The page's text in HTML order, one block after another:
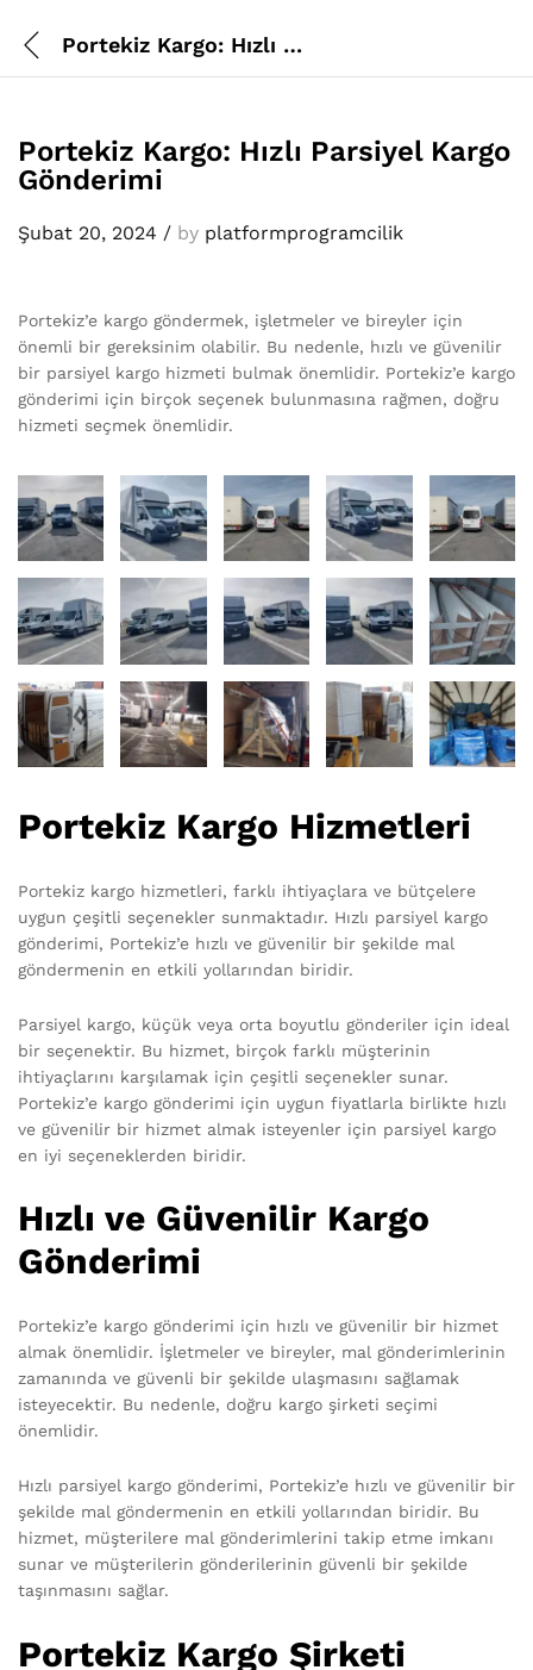
Portekiz Kargo: Hızlı Parsiyel Kargo Gönderimi
Portekiz Kargo: Hızlı Parsiyel Kargo
Gönderimi
Şubat 20, 2024 / by platformprogramcilik
Portekiz’e kargo göndermek, işletmeler ve bireyler için
önemli bir gereksinim olabilir. Bu nedenle, hızlı ve güvenilir
bir parsiyel kargo hizmeti bulmak önemlidir. Portekiz’e kargo
gönderimi için birçok seçenek bulunmasına rağmen, doğru
hizmeti seçmek önemlidir.
Portekiz Kargo Hizmetleri
Portekiz kargo hizmetleri, farklı ihtiyaçlara ve bütçelere
uygun çeşitli seçenekler sunmaktadır. Hızlı parsiyel kargo
gönderimi, Portekiz’e hızlı ve güvenilir bir şekilde mal
göndermenin en etkili yollarından biridir.
Parsiyel kargo, küçük veya orta boyutlu gönderiler için ideal
bir seçenektir. Bu hizmet, birçok farklı müşterinin
ihtiyaçlarını karşılamak için çeşitli seçenekler sunar.
Portekiz’e kargo gönderimi için uygun fiyatlarla birlikte hızlı
ve güvenilir bir hizmet almak isteyenler için parsiyel kargo
en iyi seçeneklerden biridir.
Hızlı ve Güvenilir Kargo
Gönderimi
Portekiz’e kargo gönderimi için hızlı ve güvenilir bir hizmet
almak önemlidir. İşletmeler ve bireyler, mal gönderimlerinin
zamanında ve güvenli bir şekilde ulaşmasını sağlamak
isteyecektir. Bu nedenle, doğru kargo şirketi seçimi
önemlidir.
Hızlı parsiyel kargo gönderimi, Portekiz’e hızlı ve güvenilir bir
şekilde mal göndermenin en etkili yollarından biridir. Bu
hizmet, müşterilere mal gönderimlerini takip etme imkanı
sunar ve müşterilerin gönderilerinin güvenli bir şekilde
taşınmasını sağlar.
Portekiz Kargo Şirketi